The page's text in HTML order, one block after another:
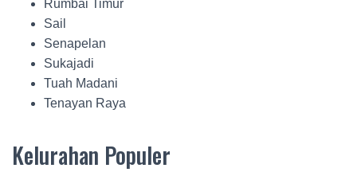
Rumbai Timur
Sail
Senapelan
Sukajadi
Tuah Madani
Tenayan Raya
Kelurahan Populer